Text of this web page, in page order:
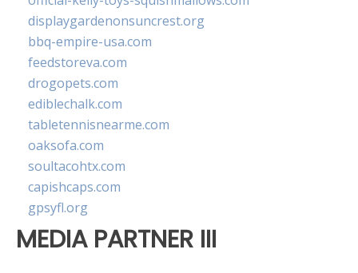
displaygardenonsuncrest.org
bbq-empire-usa.com
feedstoreva.com
drogopets.com
ediblechalk.com
tabletennisnearme.com
oaksofa.com
soultacohtx.com
capishcaps.com
gpsyfl.org
MEDIA PARTNER III